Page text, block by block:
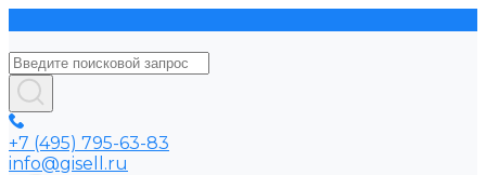
+7 (495) 795-63-83
info@gisell.ru